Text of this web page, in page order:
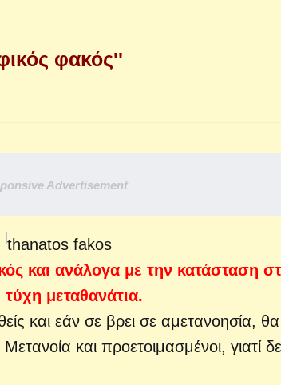
φακός''
Advertisement
και ανάλογα με την κατάσταση
μεταθανάτια.
και εάν σε βρει σε αμετανοησία, θα
και προετοιμασμένοι, γιατί